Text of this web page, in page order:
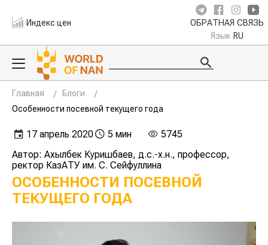
Индекс цен ОБРАТНАЯ СВЯЗЬ
Язык RU
Главная
Блоги
Особенности посевной текущего года
17 апрель 2020 5 мин
5745
Автор: Ахылбек Куришбаев, д.с.-х.н., профессор,
ректор КазАТУ им. С. Сейфуллина
ОСОБЕННОСТИ ПОСЕВНОЙ
ТЕКУЩЕГО ГОДА